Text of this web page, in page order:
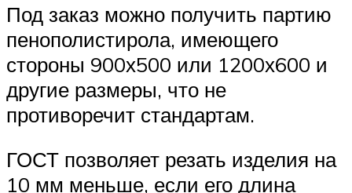
Под заказ можно получить партию
пенополистирола, имеющего
стороны 900х500 или 1200х600 и
другие размеры, что не
противоречит стандартам.
ГОСТ позволяет резать изделия на
10 мм меньше, если его длина